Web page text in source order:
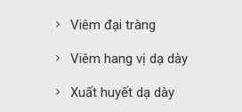
Viêm đại tràng
Viêm hang vị dạ dày
Xuất huyết dạ dày